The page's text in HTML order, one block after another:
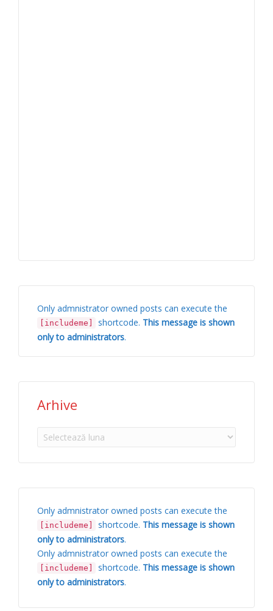
Only admnistrator owned posts can execute the
[includeme] shortcode. This message is shown
only to administrators.
Arhive
Arhive
Only admnistrator owned posts can execute the
[includeme] shortcode. This message is shown
only to administrators.
Only admnistrator owned posts can execute the
[includeme] shortcode. This message is shown
only to administrators.